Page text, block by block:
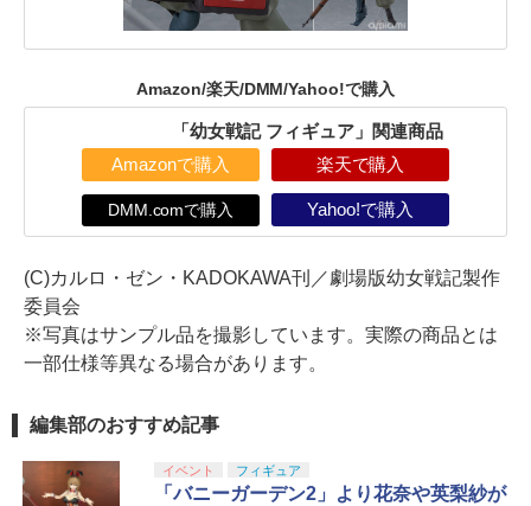
Amazon/楽天/DMM/Yahoo!で購入
「幼女戦記 フィギュア」関連商品
Amazonで購入 楽天で購入
DMM.comで購入 Yahoo!で購入
(C)カルロ・ゼン・KADOKAWA刊／劇場版幼女戦記製作
委員会
※写真はサンプル品を撮影しています。実際の商品とは
一部仕様等異なる場合があります。
編集部のおすすめ記事
イベント フィギュア
「バニーガーデン2」より花奈や英梨紗が